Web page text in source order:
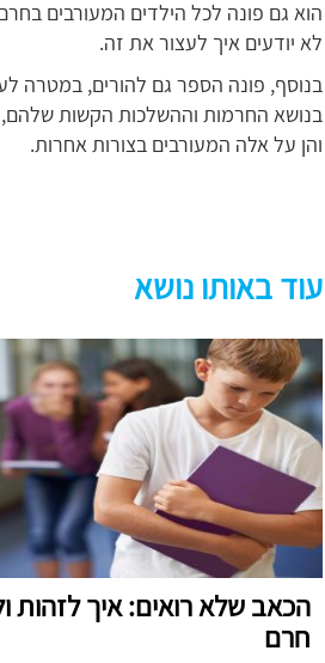
הוא גם פונה לכל הילדים המעורבים
לא יודעים איך לעצור את זה.
בנוסף, פונה הספר גם להורים, במטרה
בנושא החרמות וההשלכות הקשות שלהם,
והן על אלה המעורבים בצורות אחרות.
עוד באותו נושא
הכאב שלא רואים: איך לזהות
חרם